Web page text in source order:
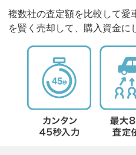
複数社の査定額を比較して愛
を賢く売却して、購入資金に